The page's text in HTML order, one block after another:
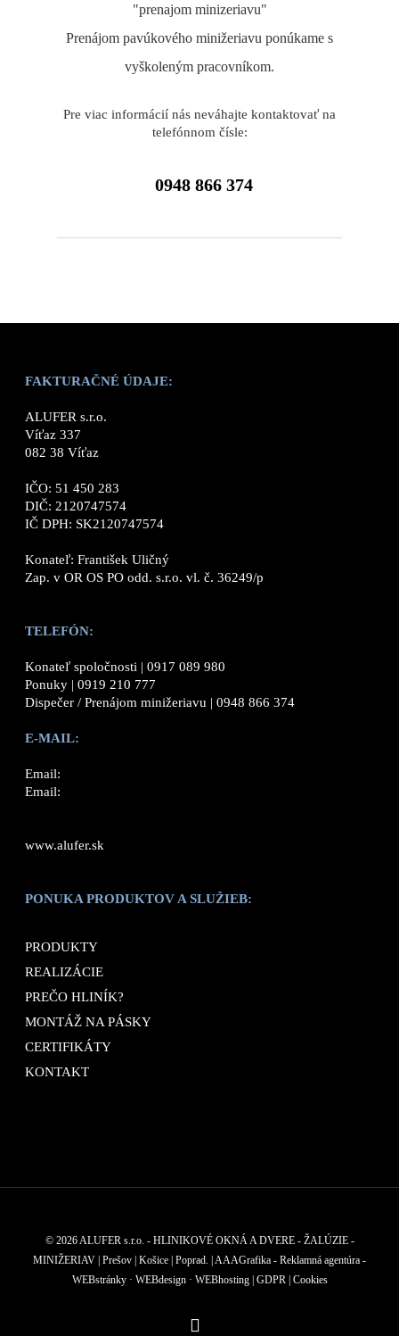
"prenajom minizeriavu"
Prenájom pavúkového minižeriavu ponúkame s
vyškoleným pracovníkom.
Pre viac informácií nás neváhajte kontaktovať na
telefónnom čísle:
0948 866 374
FAKTURAČNÉ ÚDAJE:
ALUFER s.r.o.
Víťaz 337
082 38 Víťaz
IČO: 51 450 283
DIČ: 2120747574
IČ DPH: SK2120747574
Konateľ: František Uličný
Zap. v OR OS PO odd. s.r.o. vl. č. 36249/p
TELEFÓN:
Konateľ spoločnosti | 0917 089 980
Ponuky | 0919 210 777
Dispečer / Prenájom minižeriavu | 0948 866 374
E-MAIL:
Email:
Email:
www.alufer.sk
PONUKA PRODUKTOV A SLUŽIEB:
PRODUKTY
REALIZÁCIE
PREČO HLINÍK?
MONTÁŽ NA PÁSKY
CERTIFIKÁTY
KONTAKT
© 2026 ALUFER s.r.o. - HLINIKOVÉ OKNÁ A DVERE - ŽALÚZIE -
MINIŽERIAV | Prešov | Košice | Poprad. | AAAGrafika - Reklamná agentúra -
WEBstránky · WEBdesign · WEBhosting | GDPR| Cookies
facebook